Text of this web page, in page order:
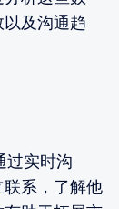
及沟通趋
过实时沟
系，了解他